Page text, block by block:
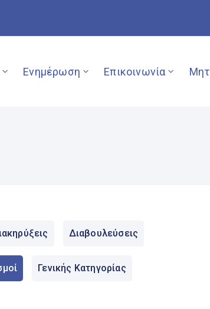
Ενημέρωση Επικοινωνία
Διαβουλεύσεις
Γενικής Κατηγορίας